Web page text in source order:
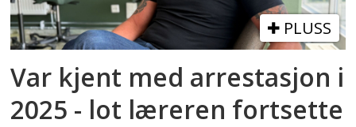
PLUSS
Var kjent med arrestasjon i
2025 - lot læreren fortsette